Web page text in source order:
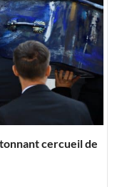
cercueil de